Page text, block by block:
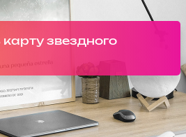
звездного